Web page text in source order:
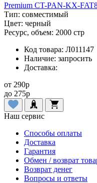
Premium CT-PAN-KX-
Тип: совместимый
Цвет: черный
Ресурс, объем: 2000 стр
Код товара: Л011147
Наличие: запросить
Доставка:
от 290p
до 275p
Наш сервис
Способы оплаты
Доставка
Гарантия
Обмен / возврат
Возврат денег
Вопросы и ответы